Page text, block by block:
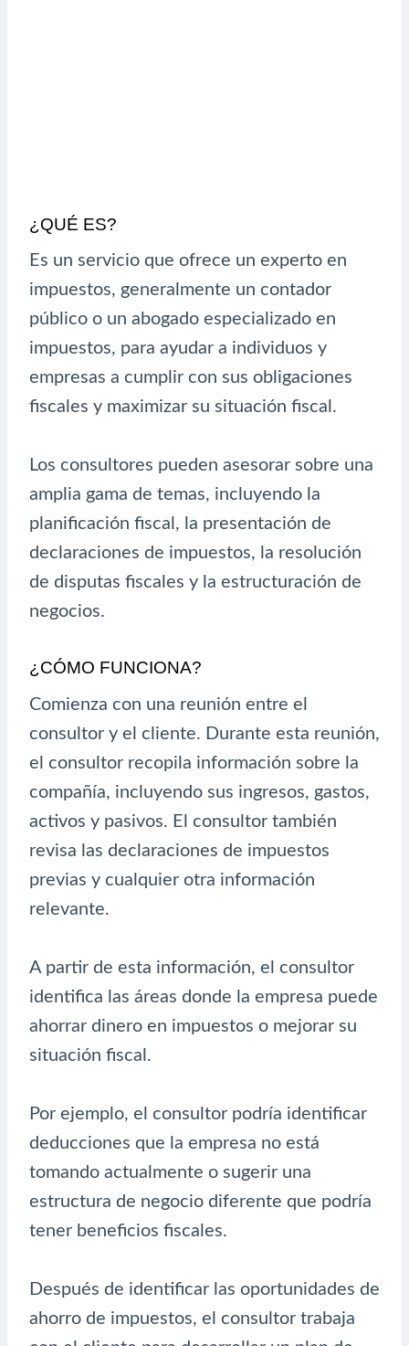
¿QUÉ ES?
Es un servicio que ofrece un experto en
impuestos, generalmente un contador
público o un abogado especializado en
impuestos, para ayudar a individuos y
empresas a cumplir con sus obligaciones
fiscales y maximizar su situación fiscal.
Los consultores pueden asesorar sobre una
amplia gama de temas, incluyendo la
planificación fiscal, la presentación de
declaraciones de impuestos, la resolución
de disputas fiscales y la estructuración de
negocios.
¿CÓMO FUNCIONA?
Comienza con una reunión entre el
consultor y el cliente. Durante esta reunión,
el consultor recopila información sobre la
compañía, incluyendo sus ingresos, gastos,
activos y pasivos. El consultor también
revisa las declaraciones de impuestos
previas y cualquier otra información
relevante.
A partir de esta información, el consultor
identifica las áreas donde la empresa puede
ahorrar dinero en impuestos o mejorar su
situación fiscal.
Por ejemplo, el consultor podría identificar
deducciones que la empresa no está
tomando actualmente o sugerir una
estructura de negocio diferente que podría
tener beneficios fiscales.
Después de identificar las oportunidades de
ahorro de impuestos, el consultor trabaja